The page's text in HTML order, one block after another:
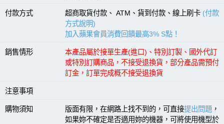
付款方式 超商取貨付款、 ATM、貨到付款、線上刷卡 (付款
方式說明)
加入蘋果會員消費回饋最高3% S點！
銷售情形
本產品屬於接單生產(進口)、特別訂製、國外代訂
或特別訂購商品，不接受退換貨，部分產品需預付
訂金，訂單完成概不接受退換貨
注意事項
購物須知 版面有限，在網路上找不到的，可直接提出問題 ，
如果妳不確定是否適用妳的機器，可將使用機型於